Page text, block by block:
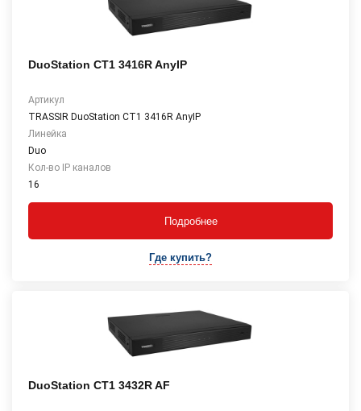
DuoStation CT1 3416R AnyIP
Артикул
TRASSIR DuoStation СТ1 3416R AnyIP
Линейка
Duo
Кол-во IP каналов
16
Подробнее
Где купить?
DuoStation CT1 3432R AF